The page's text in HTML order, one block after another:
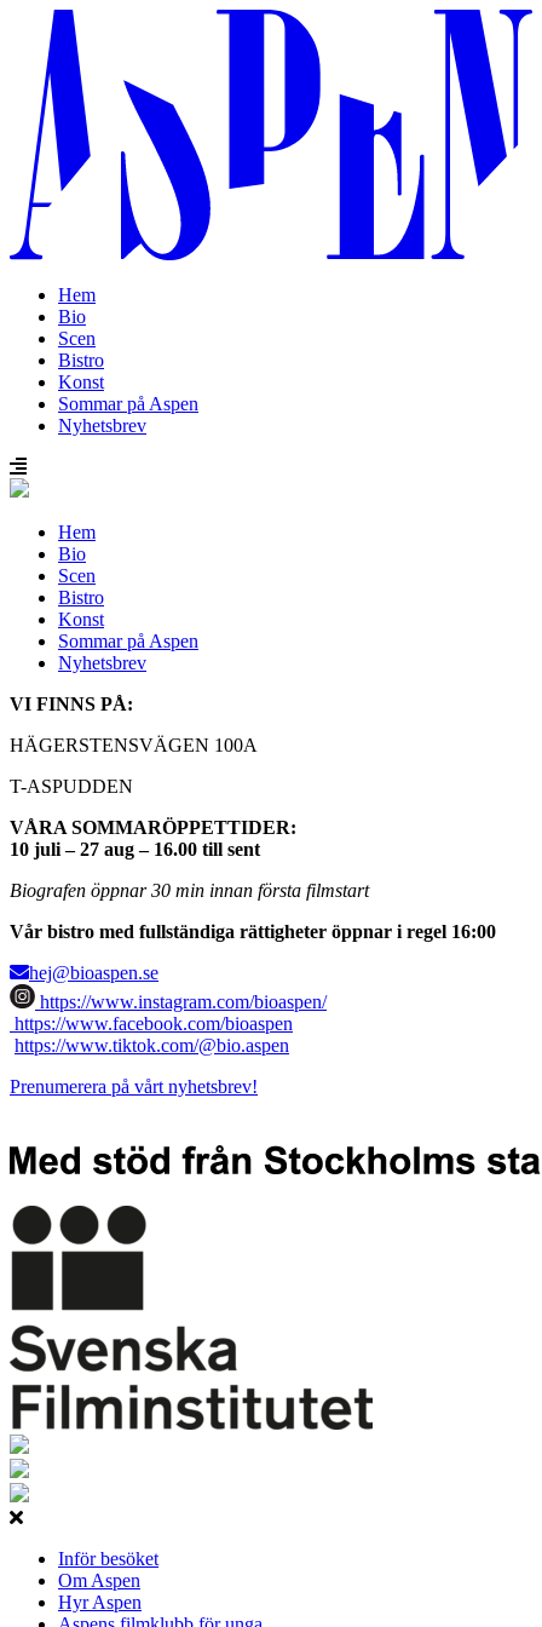
Hem
Bio
Scen
Bistro
Konst
Sommar på Aspen
Nyhetsbrev
Hem
Bio
Scen
Bistro
Konst
Sommar på Aspen
Nyhetsbrev
VI FINNS PÅ:
HÄGERSTENSVÄGEN 100A
T-ASPUDDEN
VÅRA SOMMARÖPPETTIDER:
10 juli – 27 aug – 16.00 till sent
Biografen öppnar 30 min innan första filmstart
Vår bistro med fullständiga rättigheter öppnar i regel 16:00
hej@bioaspen.se
https://www.instagram.com/bioaspen/
https://www.facebook.com/bioaspen
https://www.tiktok.com/@bio.aspen
Prenumerera på vårt nyhetsbrev!
Inför besöket
Om Aspen
Hyr Aspen